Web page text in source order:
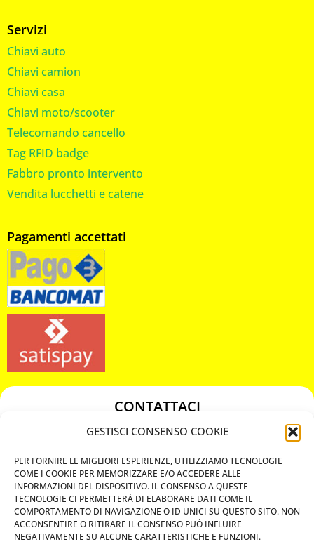
GESTISCI CONSENSO COOKIE
PER FORNIRE LE MIGLIORI ESPERIENZE, UTILIZZIAMO TECNOLOGIE
COME I COOKIE PER MEMORIZZARE E/O ACCEDERE ALLE
INFORMAZIONI DEL DISPOSITIVO. IL CONSENSO A QUESTE
TECNOLOGIE CI PERMETTERÀ DI ELABORARE DATI COME IL
COMPORTAMENTO DI NAVIGAZIONE O ID UNICI SU QUESTO SITO. NON
ACCONSENTIRE O RITIRARE IL CONSENSO PUÒ INFLUIRE
NEGATIVAMENTE SU ALCUNE CARATTERISTICHE E FUNZIONI.
Servizi
Chiavi auto
Chiavi camion
Chiavi casa
Chiavi moto/scooter
Telecomando cancello
Tag RFID badge
Fabbro pronto intervento
Vendita lucchetti e catene
Pagamenti accettati
CONTATTACI
349 3863811
chiavicodificate@gmail.com
Privacy Policy
Cookie Policy